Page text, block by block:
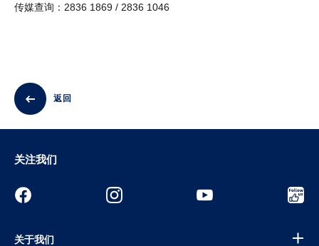
传媒查询：2836 1869 / 2836 1046
返回
关注我们
关于我们